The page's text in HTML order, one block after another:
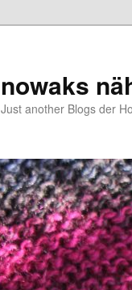
nowaks
Just another Blogs der